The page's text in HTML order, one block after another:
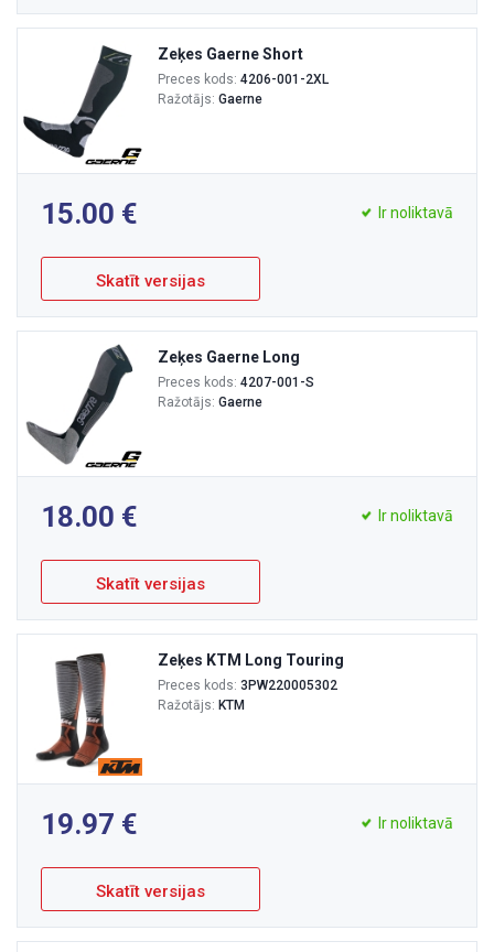
Zeķes Gaerne Short
Preces kods: 4206-001-2XL
Ražotājs: Gaerne
15.00 Ir noliktavā
Skatīt versijas
Zeķes Gaerne Long
Preces kods: 4207-001-S
Ražotājs: Gaerne
18.00 Ir noliktavā
Skatīt versijas
Zeķes KTM Long Touring
Preces kods: 3PW220005302
Ražotājs: KTM
19.97 Ir noliktavā
Skatīt versijas